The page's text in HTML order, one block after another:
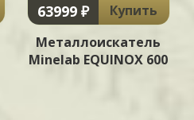
63999 ₽
Купить
Металлоискатель
Minelab EQUINOX 600